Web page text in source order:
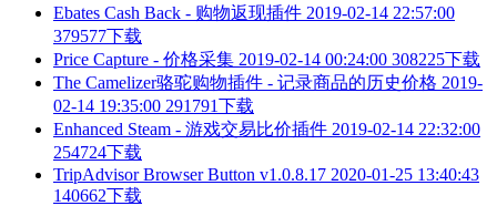
Ebates Cash Back - 购物返现插件 2019-02-14 22:57:00
379577下载
Price Capture - 价格采集 2019-02-14 00:24:00 308225下载
The Camelizer骆驼购物插件 - 记录商品的历史价格 2019-
02-14 19:35:00 291791下载
Enhanced Steam - 游戏交易比价插件 2019-02-14 22:32:00
254724下载
TripAdvisor Browser Button v1.0.8.17 2020-01-25 13:40:43
140662下载